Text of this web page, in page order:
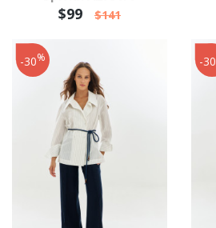
$99 $141
-30% -30